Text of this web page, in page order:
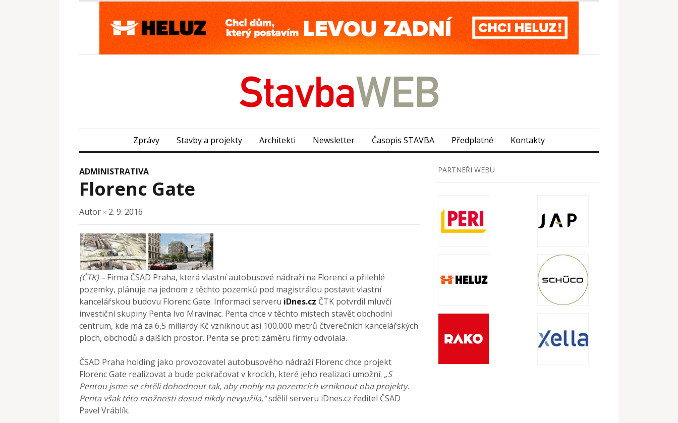
Zprávy Stavby a projekty Architekti Newsletter Časopis STAVBA Předplatné Kontakty
ADMINISTRATIVA
Florenc Gate
Autor × 2. 9. 2016
(ČTK) –Firma ČSAD Praha, která vlastní autobusové nádraží na Florenci a přilehlé
pozemky, plánuje na jednom z těchto pozemků pod magistrálou postavit vlastní
kancelářskou budovu Florenc Gate. Informaci serveru iDnes.cz ČTK potvrdil mluvčí
investiční skupiny Penta Ivo Mravinac. Penta chce v těchto místech stavět obchodní
centrum, kde má za 6,5 miliardy Kč vzniknout asi 100.000 metrů čtverečních kancelářských
ploch, obchodů a dalších prostor. Penta se proti záměru firmy odvolala.
ČSAD Praha holding jako provozovatel autobusového nádraží Florenc chce projekt
Florenc Gate realizovat a bude pokračovat v krocích, které jeho realizaci umožní. „S
Pentou jsme se chtěli dohodnout tak, aby mohly na pozemcích vzniknout oba projekty.
Penta však této možnosti dosud nikdy nevyužila,“sdělil serveru iDnes.cz ředitel ČSAD
Pavel Vráblík.
PARTNEŘI WEBU